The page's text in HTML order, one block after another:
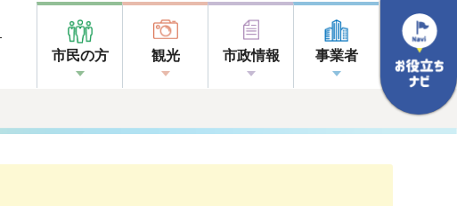
市民の方 観光 市政情報 事業者